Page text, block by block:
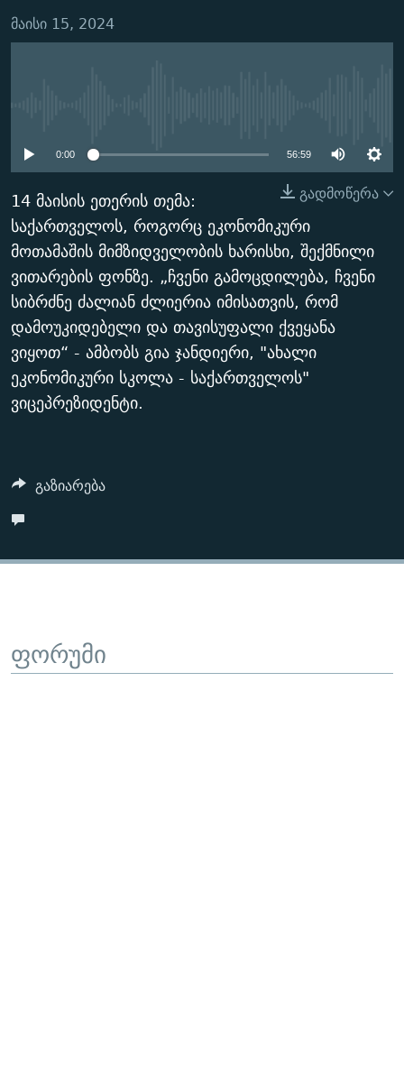
ᲛᲝᲚᲐᲞᲐᲠᲐᲙᲔ ᲢᲔᲥᲡᲢᲔᲑᲘ
ᲨᲘᲜ - ᲣᲪᲮᲝᲔᲗᲨᲘ
ᲘᲛᲞᲔᲠᲘᲐ ᲓᲐ ᲠᲐᲓᲘᲝ
ᲩᲔᲛᲘ ᲡᲘᲙᲕᲓᲘᲚᲘᲡ ᲛᲘᲖᲔᲖᲘᲐ COVID-19
11 ᲬᲔᲚᲘ - 11 ᲐᲛᲑᲐᲕᲘ
5 ᲐᲛᲑᲐᲕᲘ - 20 ᲘᲕᲜᲘᲡᲡ ᲓᲐᲨᲐᲕᲔᲑᲣᲚᲔᲑᲘ
ᲐᲒᲕᲘᲡᲢᲝᲡ ᲝᲛᲘ
ПРИВЕТ ᲙᲣᲚᲢᲣᲠᲐ
ᲒᲐᲛᲝᲘᲬᲔᲠᲔ
მაისი 15, 2024
0:00 56:59
გადმოწერა
14 მაისის ეთერის თემა:
საქართველოს, როგორც ეკონომიკური
მოთამაშის მიმზიდველობის ხარისხი, შექმნილი
ვითარების ფონზე. „ჩვენი გამოცდილება, ჩვენი
სიბრძნე ძალიან ძლიერია იმისათვის, რომ
დამოუკიდებელი და თავისუფალი ქვეყანა
ვიყოთ“ - ამბობს გია ჯანდიერი, "ახალი
ეკონომიკური სკოლა - საქართველოს"
ვიცეპრეზიდენტი.
გაზიარება
ფორუმი